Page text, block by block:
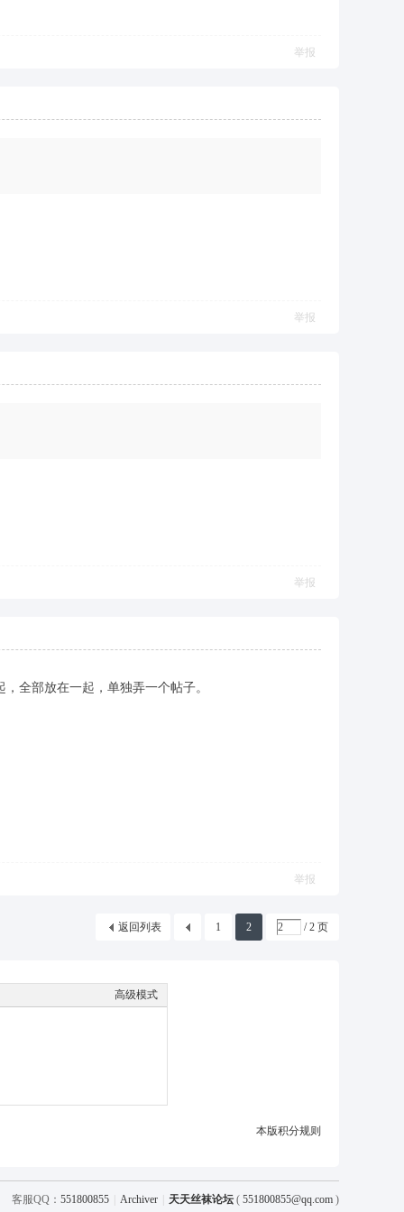
举报
举报
举报
全部放在一起，单独弄一个帖子。
举报
1 2 / 2 页
返回列表
高级模式
本版积分规则
客服QQ： 551800855 Archiver 天天丝袜论坛 ( 551800855@qq.com )